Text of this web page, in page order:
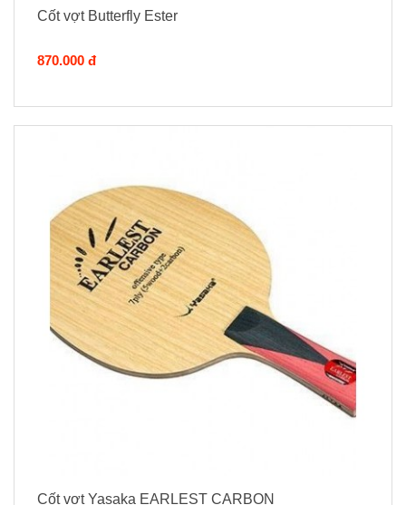
Cốt vợt Butterfly Ester
870.000 đ
Cốt vợt Yasaka EARLEST CARBON